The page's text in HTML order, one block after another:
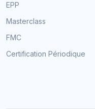
EPP
Masterclass
FMC
Certification Périodique